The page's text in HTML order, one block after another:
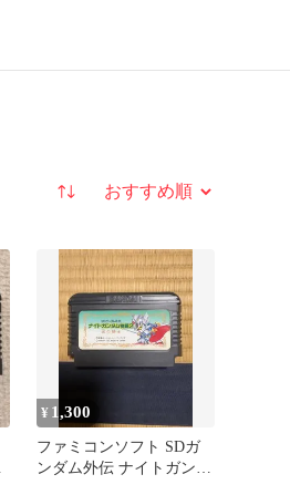
並び替え
¥ 1,300
ファミコンソフト SDガ
ンダム外伝 ナイトガンダ